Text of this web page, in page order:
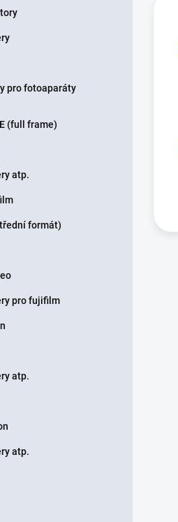
pro fotoaparáty
(full frame)
atp.
formát)
pro fujifilm
atp.
atp.